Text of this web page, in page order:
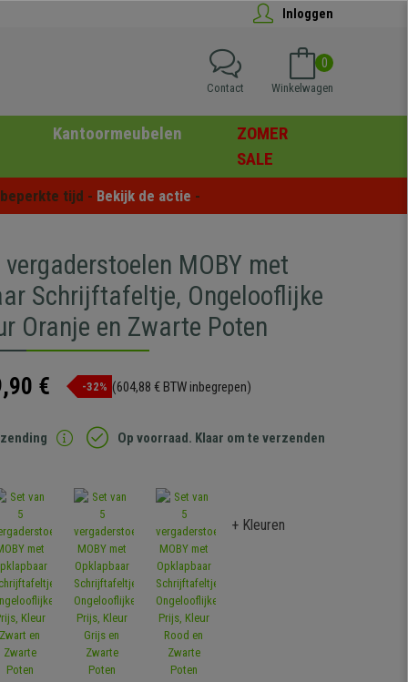
Inloggen
0
Winkelwagen
Contact
Kantoormeubelen
ZOMER
SALE
tijd - Bekijk de actie -
MOBY met
Schrijftafeltje, Ongelooflijke
Oranje en Zwarte Poten
€ -32% (604,88 € BTW inbegrepen)
Op voorraad. Klaar om te verzenden
+ Kleuren